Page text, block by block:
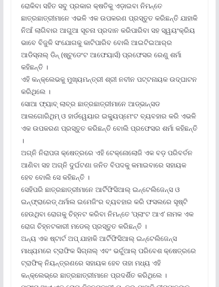
ରୋକିବା ସହିତ ସବୁ ପ୍ରକାର କ୍ଷତିକୁ ଏଡ଼ାଇବା ନିମନ୍ତେ
ଛାତ୍ରଛାତ୍ରୀମାନେ ଏଭଳି ଏକ ଉପକରଣ ପ୍ରସ୍ତୁତ କରିଛନ୍ତି ଯାହାକି
ନିଆଁ ଲାଗିବାର ଆଗୁଆ ସୂଚନା ପ୍ରଦାନ କରିପାରିବା ସହ ସ୍ୱୟଂକ୍ରିୟ
ଭାବେ ବିଜୁଳି ସଂଯୋଗକୁ କାଟିପାରିବ ବୋଲି ଆଇଟିଇଆର୍‌ର
ଆଡିସ୍‌ନାଲ୍ ଡିନ୍ (ଷ୍ଟୁଡେଂଟ ଆଫେୟାର୍ସ) ପ୍ରଫେସର ରେଣୁ ଶର୍ମା
କହିଛନ୍ତି ।
ଏହି କନ୍‌କ୍ଲେଭକୁ ମୁଖ୍ୟମନ୍ତ୍ରୀ ଶ୍ରୀ ନବୀନ ପଟ୍ଟନାୟକ ଉଦ୍‌ଘାଟନ
କରିଥିଲେ ।
ସୋଆ ଫ୍ୟାବ୍ ଲାବ୍‌ର ଛାତ୍ରଛାତ୍ରୀମାନେ ଆଡ୍‌ଭାନ୍ସଡ
ଆଲଗୋରିଥିମ୍ ଓ ହାର୍ଡୱେୟାର ଇକ୍ୟୁପ୍‌ମେଂଟ ବ୍ୟବହାର କରି ଏଭଳି
ଏକ ଉପକରଣ ପ୍ରସ୍ତୁତ କରିଛନ୍ତି ବୋଲି ପ୍ରଫେସର ଶର୍ମା କହିଛନ୍ତି
।
ଅଗ୍ନି ନିରାପତା କ୍ଷେତ୍ରରେ ଏହି ଟେକ୍ନୋଲୋଜି ଏକ ବଡ଼ ପରିବର୍ତନ
ଆଣିବା ସହ ଅଗ୍ନି ଦୁର୍ଘଟଣା ଜନିତ ବିପଦକୁ କମାଇବାରେ ସହାୟକ
ହେବ ବୋଲି ସେ କହିଛନ୍ତି ।
ସେହିପରି ଛାତ୍ରଛାତ୍ରୀମାନେ ଆର୍ଟିଫିସିଆଲ୍ ଇନ୍‌ଟେଲିଜେନ୍ସ ଓ
ଇନ୍‌ଫ୍ରାରେଡ୍ ଥର୍ମାଲ ଇମେଜିଂର ବ୍ୟବହାର କରି ଫସଲରେ ସୃଷ୍ଟି
ହେଉଥିବା ରୋଗକୁ ଚିହ୍ନଟ କରିବା ନିମନ୍ତେ ‘ପ୍ଲାଂଟ ଆଏ’ ନାମକ ଏକ
ରୋଗ ଚିହ୍ନଟକାରୀ ମଡେଲ୍ ପ୍ରସ୍ତୁତ କରିଛନ୍ତି ।
ଅନ୍ୟ ଏକ ଷ୍ଟାର୍ଟ ଅପ୍ ଯାହାକି ଆର୍ଟିଫିସିଆଲ୍ ଇନ୍‌ଟେଲିଜେନ୍ସ
ମାଧ୍ୟମରେ ଟ୍ରାଫିକ ସିଗ୍ନାଲ୍ ଏବଂ ଭର୍ଚୁଆଲ୍ ପରିବେଶ କ୍ଷେତ୍ରରେ
ଟ୍ରାଫିକ୍ ନିୟନ୍ତ୍ରଣରେ ସହାୟକ ହେବ ତାହା ମଧ୍ୟ ଏହି
କନ୍‌କ୍ଲେଭ୍‌ରେ ଛାତ୍ରଛାତ୍ରୀମାନେ ପ୍ରଦର୍ଶିତ କରିଥିଲେ ।